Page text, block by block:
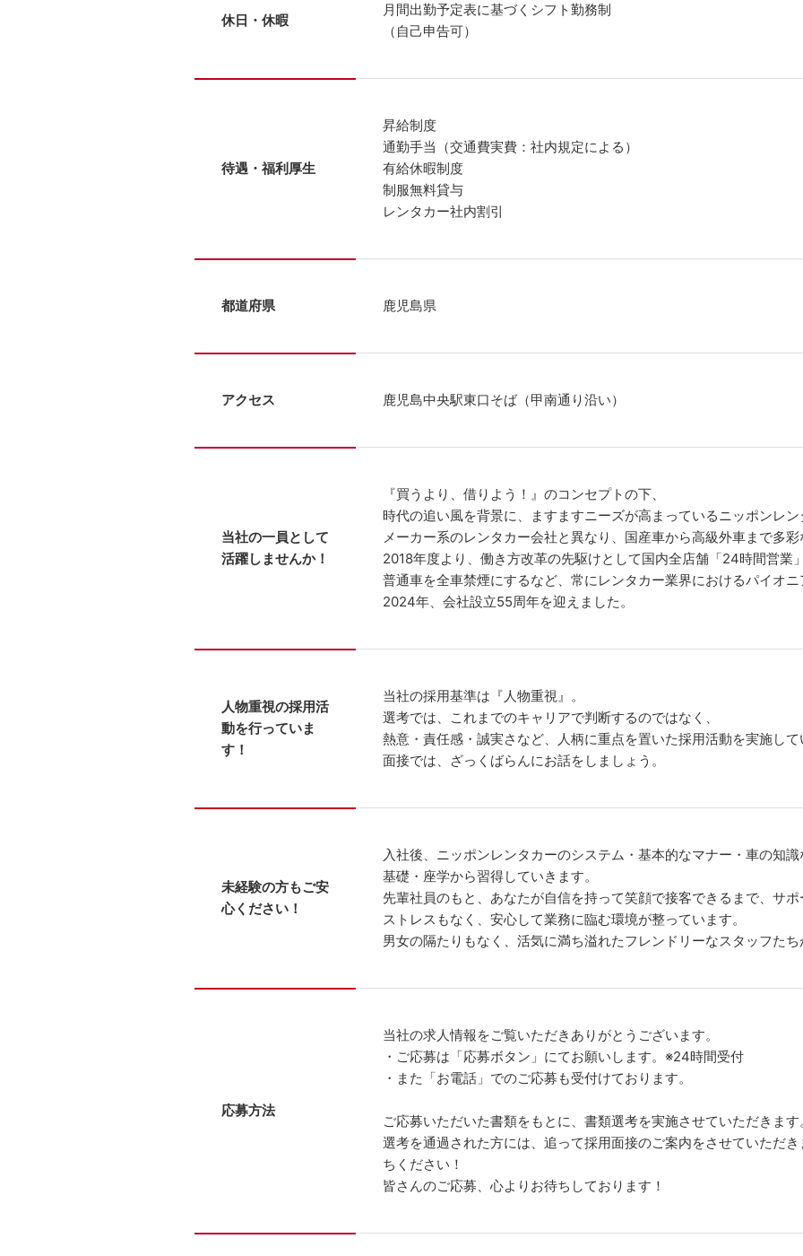
休日・休暇
月間出勤予定表に基づくシフト勤務制
（自己申告可）
待遇・福利厚生
昇給制度
通勤手当（交通費実費：社内規定による）
有給休暇制度
制服無料貸与
レンタカー社内割引
都道府県 鹿児島県
アクセス 鹿児島中央駅東口そば（甲南通り沿い）
当社の一員として
活躍しませんか！
『買うより、借りよう！』のコンセプトの下、
時代の追い風を背景に、ますますニーズが高まっているニッポンレ
メーカー系のレンタカー会社と異なり、国産車から高級外車まで多
2018年度より、働き方改革の先駆けとして国内全店舗「24時間営業
普通車を全車禁煙にするなど、常にレンタカー業界におけるパイオ
2024年、会社設立55周年を迎えました。
人物重視の採用活
動を行っていま
す！
当社の採用基準は『人物重視』。
選考では、これまでのキャリアで判断するのではなく、
熱意・責任感・誠実さなど、人柄に重点を置いた採用活動を実施し
面接では、ざっくばらんにお話をしましょう。
未経験の方もご安
心ください！
入社後、ニッポンレンタカーのシステム・基本的なマナー・車の知
基礎・座学から習得していきます。
先輩社員のもと、あなたが自信を持って笑顔で接客できるまで、サ
ストレスもなく、安心して業務に臨む環境が整っています。
男女の隔たりもなく、活気に満ち溢れたフレンドリーなスタッフた
応募方法
当社の求人情報をご覧いただきありがとうございます。
・ご応募は「応募ボタン」にてお願いします。※24時間受付
・また「お電話」でのご応募も受付けております。
ご応募いただいた書類をもとに、書類選考を実施させていただきます
選考を通過された方には、追って採用面接のご案内をさせていただ
ちください！
皆さんのご応募、心よりお待ちしております！